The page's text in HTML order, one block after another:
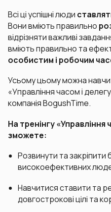
Всі ці успішні люди
Вони вміють правильно
відрізняти важливі
вміють правильно та
особистим і робочим
Усьому цьому можна
«Управління часом і
компанія BogushTime.
На тренінгу «Управління
зможете:
Розвинути та закріпити
високоефективних
Навчитися ставити та
довгострокові цілі та